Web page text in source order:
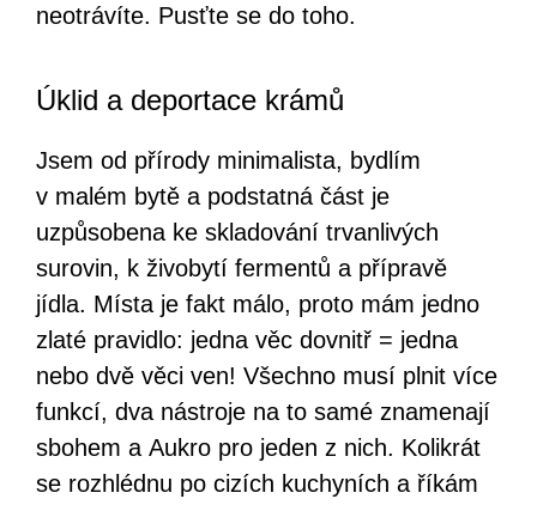
neotrávíte. Pusťte se do toho.
Úklid a deportace krámů
Jsem od přírody minimalista, bydlím
v malém bytě a podstatná část je
uzpůsobena ke skladování trvanlivých
surovin, k živobytí fermentů a přípravě
jídla. Místa je fakt málo, proto mám jedno
zlaté pravidlo: jedna věc dovnitř = jedna
nebo dvě věci ven! Všechno musí plnit více
funkcí, dva nástroje na to samé znamenají
sbohem a Aukro pro jeden z nich. Kolikrát
se rozhlédnu po cizích kuchyních a říkám